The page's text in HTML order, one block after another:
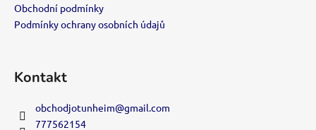
Obchodní podmínky
Podmínky ochrany osobních údajů
Kontakt
obchodjotunheim@gmail.com
777562154